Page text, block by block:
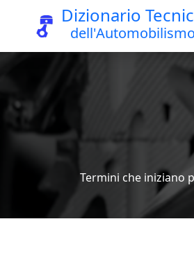
Dizionario
dell'Automobilismo
Termini che iniziano